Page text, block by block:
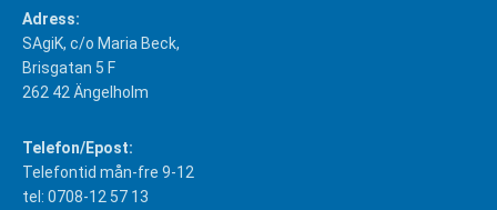
Adress:
SAgiK, c/o Maria Beck,
Brisgatan 5 F
262 42 Ängelholm
Telefon/Epost:
Telefontid mån-fre 9-12
tel: 0708-12 57 13